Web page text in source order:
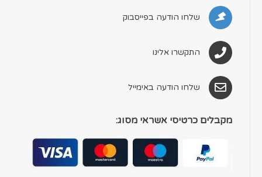
שלחו הודעה בפייסבוק
התקשרו אלינו
שלחו הודעה באימייל
מקבלים כרטיסי אשראי מסוג: